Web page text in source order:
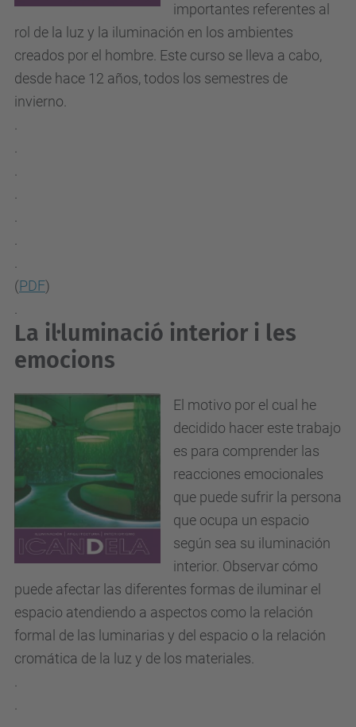
importantes referentes al
rol de la luz y la iluminación en los ambientes
creados por el hombre. Este curso se lleva a cabo,
desde hace 12 años, todos los semestres de
invierno.
(PDF)
La il·luminació interior i les
emocions
El motivo por el cual he
decidido hacer este trabajo
es para comprender las
reacciones emocionales
que puede sufrir la persona
que ocupa un espacio
según sea su iluminación
interior. Observar cómo
puede afectar las diferentes formas de iluminar el
espacio atendiendo a aspectos como la relación
formal de las luminarias y del espacio o la relación
cromática de la luz y de los materiales.